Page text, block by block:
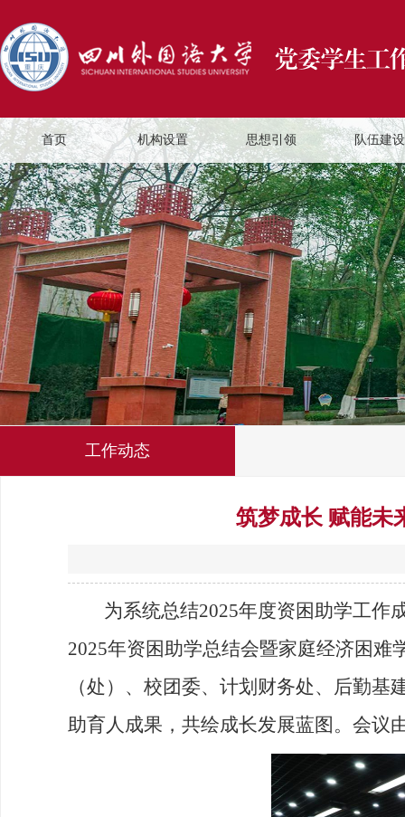
首页 机构设置 思想引领 队伍建设
工作动态
筑梦成长 赋能
为系统总结2025年度资困助学工作
2025年资困助学总结会暨家庭经济困难
（处）、校团委、计划财务处、后勤
助育人成果，共绘成长发展蓝图。会议